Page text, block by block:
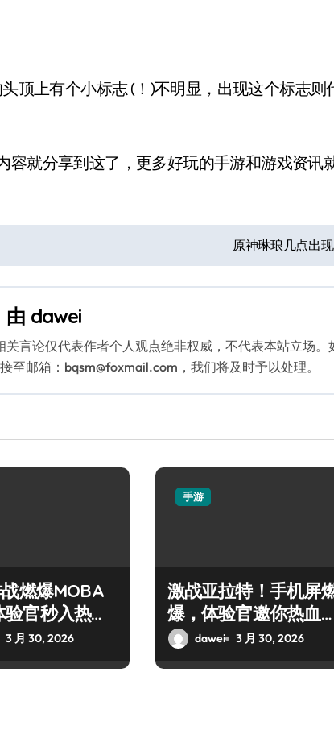
上有个小标志 (！)不明显，出现这个标志则
就分享到这了，更多好玩的手游和游戏资讯
原神琳琅几点出现
由 dawei
言论仅代表作者个人观点绝非权威，不代表本站立场。
至邮箱：bqsm@foxmail.com，我们将及时予以处理。
燃爆MOBA
官秒入热血
3 月 30, 2026
手游
激战亚拉特！手机屏
爆，体验官邀你热血开
枪！dawei 3 月 30, 2026